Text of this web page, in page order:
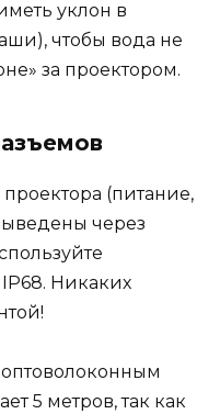
уклон в
чтобы вода не
за проектором.
(питание,
через
Никаких
5 метров, так как